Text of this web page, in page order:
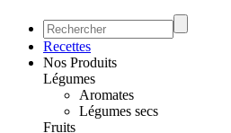
Recettes
Nos Produits
Légumes
Aromates
Légumes secs
Fruits